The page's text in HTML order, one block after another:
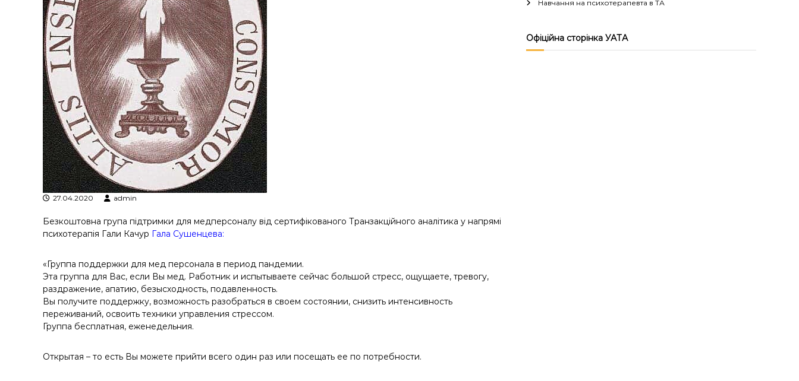
я
т
р
а
н
з
а
к
ц
і
й
н
о
г
о
а
н
л
у
27.04.2020 admin
Безкоштовна група підтримки для медперсоналу від сертифікованого Транзакційного аналітика у напрямі
психотерапія Гали Качур Гала Сушенцева:
«Группа поддержки для мед персонала в период пандемии.
Эта группа для Вас, если Вы мед. Работник и испытываете сейчас большой стресс, ощущаете, тревогу,
раздражение, апатию, безысходность, подавленность.
Вы получите поддержку, возможность разобраться в своем состоянии, снизить интенсивность
переживаний, освоить техники управления стрессом.
Группа бесплатная, еженедельния.
Открытая – то есть Вы можете прийти всего один раз или посещать ее по потребности.
Навчання на психотерапевта в ТА
Офіційна сторінка УАТА